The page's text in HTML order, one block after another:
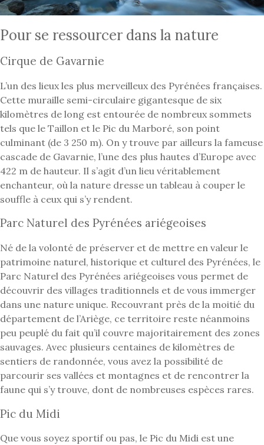
Pour se ressourcer dans la nature
Cirque de Gavarnie
L’un des lieux les plus merveilleux des Pyrénées françaises.
Cette muraille semi-circulaire gigantesque de six
kilomètres de long est entourée de nombreux sommets
tels que le Taillon et le Pic du Marboré, son point
culminant (de 3 250 m). On y trouve par ailleurs la fameuse
cascade de Gavarnie, l’une des plus hautes d’Europe avec
422 m de hauteur. Il s’agit d’un lieu véritablement
enchanteur, où la nature dresse un tableau à couper le
souffle à ceux qui s’y rendent.
Parc Naturel des Pyrénées ariégeoises
Né de la volonté de préserver et de mettre en valeur le
patrimoine naturel, historique et culturel des Pyrénées, le
Parc Naturel des Pyrénées ariégeoises vous permet de
découvrir des villages traditionnels et de vous immerger
dans une nature unique. Recouvrant près de la moitié du
département de l’Ariège, ce territoire reste néanmoins
peu peuplé du fait qu’il couvre majoritairement des zones
sauvages. Avec plusieurs centaines de kilomètres de
sentiers de randonnée, vous avez la possibilité de
parcourir ses vallées et montagnes et de rencontrer la
faune qui s’y trouve, dont de nombreuses espèces rares.
Pic du Midi
Que vous soyez sportif ou pas, le Pic du Midi est une